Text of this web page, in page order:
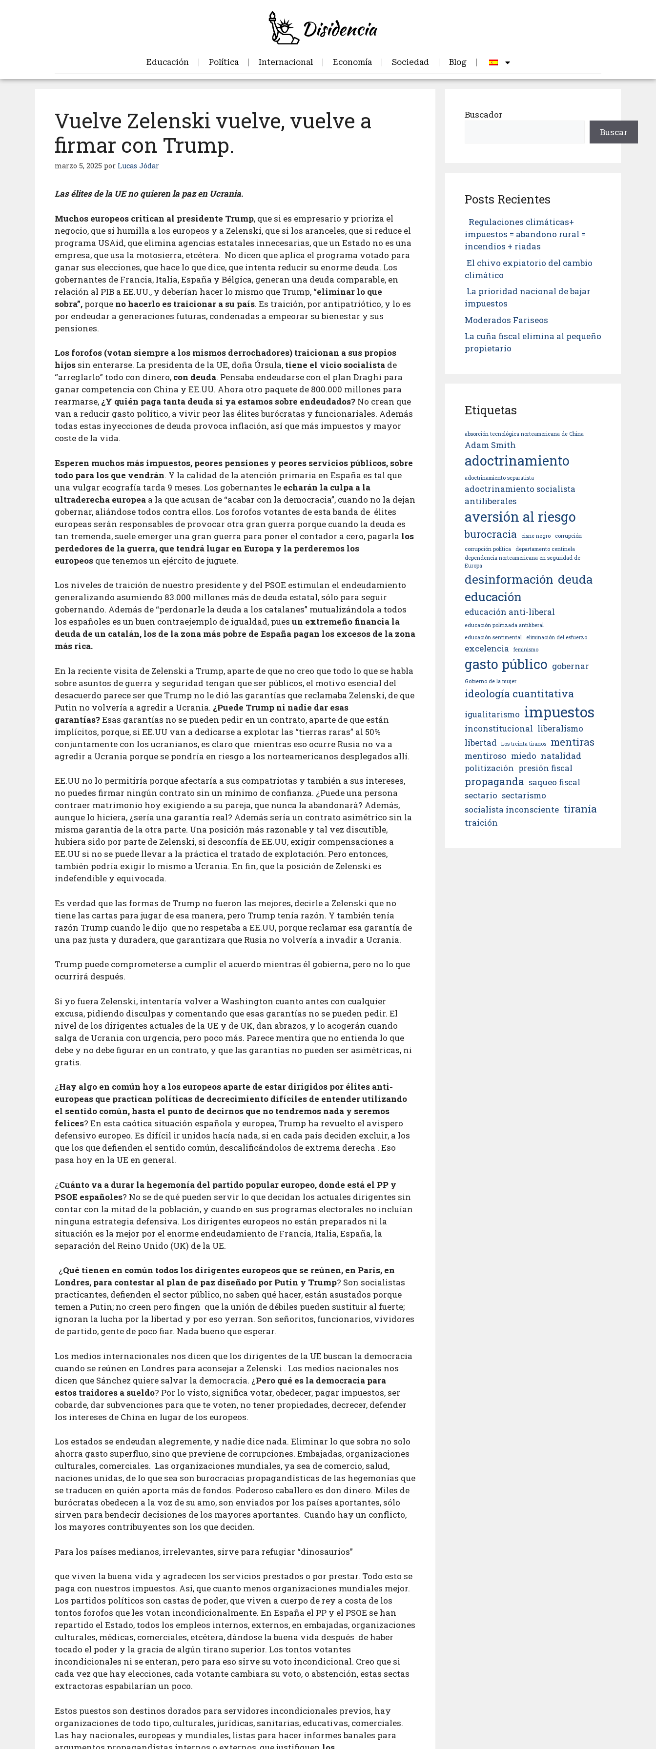
Educación Política Internacional Economía Sociedad Blog
Vuelve Zelenski vuelve, vuelve a
firmar con Trump.
marzo 5, 2025 por Lucas Jódar
Las élites de la UE no quieren la paz en Ucrania.
Muchos europeos critican al presidente Trump, que si es empresario y prioriza el
negocio, que si humilla a los europeos y a Zelenski, que si los aranceles, que si reduce el
programa USAid, que elimina agencias estatales innecesarias, que un Estado no es una
empresa, que usa la motosierra, etcétera. No dicen que aplica el programa votado para
ganar sus elecciones, que hace lo que dice, que intenta reducir su enorme deuda. Los
gobernantes de Francia, Italia, España y Bélgica, generan una deuda comparable, en
relación al PIB a EE.UU., y deberían hacer lo mismo que Trump, “eliminar lo que
sobra”, porque no hacerlo es traicionar a su país. Es traición, por antipatriótico, y lo es
por endeudar a generaciones futuras, condenadas a empeorar su bienestar y sus
pensiones.
Los forofos (votan siempre a los mismos derrochadores) traicionan a sus propios
hijos sin enterarse. La presidenta de la UE, doña Úrsula, tiene el vicio socialista de
“arreglarlo” todo con dinero, con deuda. Pensaba endeudarse con el plan Draghi para
ganar competencia con China y EE.UU. Ahora otro paquete de 800.000 millones para
rearmarse, ¿Y quién paga tanta deuda si ya estamos sobre endeudados? No crean que
van a reducir gasto político, a vivir peor las élites burócratas y funcionariales. Además
todas estas inyecciones de deuda provoca inflación, así que más impuestos y mayor
coste de la vida.
Esperen muchos más impuestos, peores pensiones y peores servicios públicos, sobre
todo para los que vendrán. Y la calidad de la atención primaria en España es tal que
una vulgar ecografía tarda 9 meses. Los gobernantes le echarán la culpa a la
ultraderecha europea a la que acusan de “acabar con la democracia”, cuando no la dejan
gobernar, aliándose todos contra ellos. Los forofos votantes de esta banda de élites
europeas serán responsables de provocar otra gran guerra porque cuando la deuda es
tan tremenda, suele emerger una gran guerra para poner el contador a cero, pagarla los
perdedores de la guerra, que tendrá lugar en Europa y la perderemos los
europeos que tenemos un ejército de juguete.
Los niveles de traición de nuestro presidente y del PSOE estimulan el endeudamiento
generalizando asumiendo 83.000 millones más de deuda estatal, sólo para seguir
gobernando. Además de “perdonarle la deuda a los catalanes” mutualizándola a todos
los españoles es un buen contraejemplo de igualdad, pues un extremeño financia la
deuda de un catalán, los de la zona más pobre de España pagan los excesos de la zona
más rica.
En la reciente visita de Zelenski a Trump, aparte de que no creo que todo lo que se habla
sobre asuntos de guerra y seguridad tengan que ser públicos, el motivo esencial del
desacuerdo parece ser que Trump no le dió las garantías que reclamaba Zelenski, de que
Putin no volvería a agredir a Ucrania. ¿Puede Trump ni nadie dar esas
garantías?Esas garantías no se pueden pedir en un contrato, aparte de que están
implícitos, porque, si EE.UU van a dedicarse a explotar las “tierras raras” al 50%
conjuntamente con los ucranianos, es claro que mientras eso ocurre Rusia no va a
agredir a Ucrania porque se pondría en riesgo a los norteamericanos desplegados allí.
EE.UU no lo permitiría porque afectaría a sus compatriotas y también a sus intereses,
no puedes firmar ningún contrato sin un mínimo de confianza. ¿Puede una persona
contraer matrimonio hoy exigiendo a su pareja, que nunca la abandonará? Además,
aunque lo hiciera, ¿sería una garantía real? Además sería un contrato asimétrico sin la
misma garantía de la otra parte. Una posición más razonable y tal vez discutible,
hubiera sido por parte de Zelenski, si desconfía de EE.UU, exigir compensaciones a
EE.UU si no se puede llevar a la práctica el tratado de explotación. Pero entonces,
también podría exigir lo mismo a Ucrania. En fin, que la posición de Zelenski es
indefendible y equivocada.
Es verdad que las formas de Trump no fueron las mejores, decirle a Zelenski que no
tiene las cartas para jugar de esa manera, pero Trump tenía razón. Y también tenía
razón Trump cuando le dijo que no respetaba a EE.UU, porque reclamar esa garantía de
una paz justa y duradera, que garantizara que Rusia no volvería a invadir a Ucrania.
Trump puede comprometerse a cumplir el acuerdo mientras él gobierna, pero no lo que
ocurrirá después.
Si yo fuera Zelenski, intentaría volver a Washington cuanto antes con cualquier
excusa, pidiendo disculpas y comentando que esas garantías no se pueden pedir. El
nivel de los dirigentes actuales de la UE y de UK, dan abrazos, y lo acogerán cuando
salga de Ucrania con urgencia, pero poco más. Parece mentira que no entienda lo que
debe y no debe figurar en un contrato, y que las garantías no pueden ser asimétricas, ni
gratis.
¿Hay algo en común hoy a los europeos aparte de estar dirigidos por élites anti-
europeas que practican políticas de decrecimiento difíciles de entender utilizando
el sentido común, hasta el punto de decirnos que no tendremos nada y seremos
felices? En esta caótica situación española y europea, Trump ha revuelto el avispero
defensivo europeo. Es difícil ir unidos hacía nada, si en cada país deciden excluir, a los
que los que defienden el sentido común, descalificándolos de extrema derecha . Eso
pasa hoy en la UE en general.
¿Cuánto va a durar la hegemonía del partido popular europeo, donde está el PP y
PSOE españoles? No se de qué pueden servir lo que decidan los actuales dirigentes sin
contar con la mitad de la población, y cuando en sus programas electorales no incluían
ninguna estrategia defensiva. Los dirigentes europeos no están preparados ni la
situación es la mejor por el enorme endeudamiento de Francia, Italia, España, la
separación del Reino Unido (UK) de la UE.
¿Qué tienen en común todos los dirigentes europeos que se reúnen, en París, en
Londres, para contestar al plan de paz diseñado por Putin y Trump? Son socialistas
practicantes, defienden el sector público, no saben qué hacer, están asustados porque
temen a Putin; no creen pero fingen que la unión de débiles pueden sustituir al fuerte;
ignoran la lucha por la libertad y por eso yerran. Son señoritos, funcionarios, vividores
de partido, gente de poco fiar. Nada bueno que esperar.
Los medios internacionales nos dicen que los dirigentes de la UE buscan la democracia
cuando se reúnen en Londres para aconsejar a Zelenski . Los medios nacionales nos
dicen que Sánchez quiere salvar la democracia. ¿Pero qué es la democracia para
estos traidores a sueldo? Por lo visto, significa votar, obedecer, pagar impuestos, ser
cobarde, dar subvenciones para que te voten, no tener propiedades, decrecer, defender
los intereses de China en lugar de los europeos.
Los estados se endeudan alegremente, y nadie dice nada. Eliminar lo que sobra no solo
ahorra gasto superfluo, sino que previene de corrupciones. Embajadas, organizaciones
culturales, comerciales. Las organizaciones mundiales, ya sea de comercio, salud,
naciones unidas, de lo que sea son burocracias propagandísticas de las hegemonías que
se traducen en quién aporta más de fondos. Poderoso caballero es don dinero. Miles de
burócratas obedecen a la voz de su amo, son enviados por los países aportantes, sólo
sirven para bendecir decisiones de los mayores aportantes. Cuando hay un conflicto,
los mayores contribuyentes son los que deciden.
Para los países medianos, irrelevantes, sirve para refugiar “dinosaurios”
que viven la buena vida y agradecen los servicios prestados o por prestar. Todo esto se
paga con nuestros impuestos. Así, que cuanto menos organizaciones mundiales mejor.
Los partidos políticos son castas de poder, que viven a cuerpo de rey a costa de los
tontos forofos que les votan incondicionalmente. En España el PP y el PSOE se han
repartido el Estado, todos los empleos internos, externos, en embajadas, organizaciones
culturales, médicas, comerciales, etcétera, dándose la buena vida después de haber
tocado el poder y la gracia de algún tirano superior. Los tontos votantes
incondicionales ni se enteran, pero para eso sirve su voto incondicional. Creo que si
cada vez que hay elecciones, cada votante cambiara su voto, o abstención, estas sectas
extractoras espabilarían un poco.
Estos puestos son destinos dorados para servidores incondicionales previos, hay
organizaciones de todo tipo, culturales, jurídicas, sanitarias, educativas, comerciales.
Las hay nacionales, europeas y mundiales, listas para hacer informes banales para
Buscador
Buscar
Posts Recientes
Regulaciones climáticas+
impuestos = abandono rural =
incendios + riadas
El chivo expiatorio del cambio
climático
La prioridad nacional de bajar
impuestos
Moderados Fariseos
La cuña fiscal elimina al pequeño
propietario
Etiquetas
absorción tecnológica norteamericana de China
Adam Smith
adoctrinamiento
adoctrinamiento separatista
adoctrinamiento socialista
antiliberales
aversión al riesgo
burocracia cisne negro
corrupción
corrupción política
departamento centinela
dependencia norteamericana en seguridad de
Europa
desinformación deuda
educación
educación anti-liberal
educación politizada antiliberal
educación sentimental
eliminación del esfuerzo
excelencia feminismo
gasto público gobernar
Gobierno de la mujer
ideología cuantitativa
igualitarismo impuestos
inconstitucional liberalismo
libertad
Los treinta tiranos mentiras
mentiroso miedo natalidad
politización presión fiscal
propaganda saqueo fiscal
sectario sectarismo
socialista inconsciente tiranía
traición